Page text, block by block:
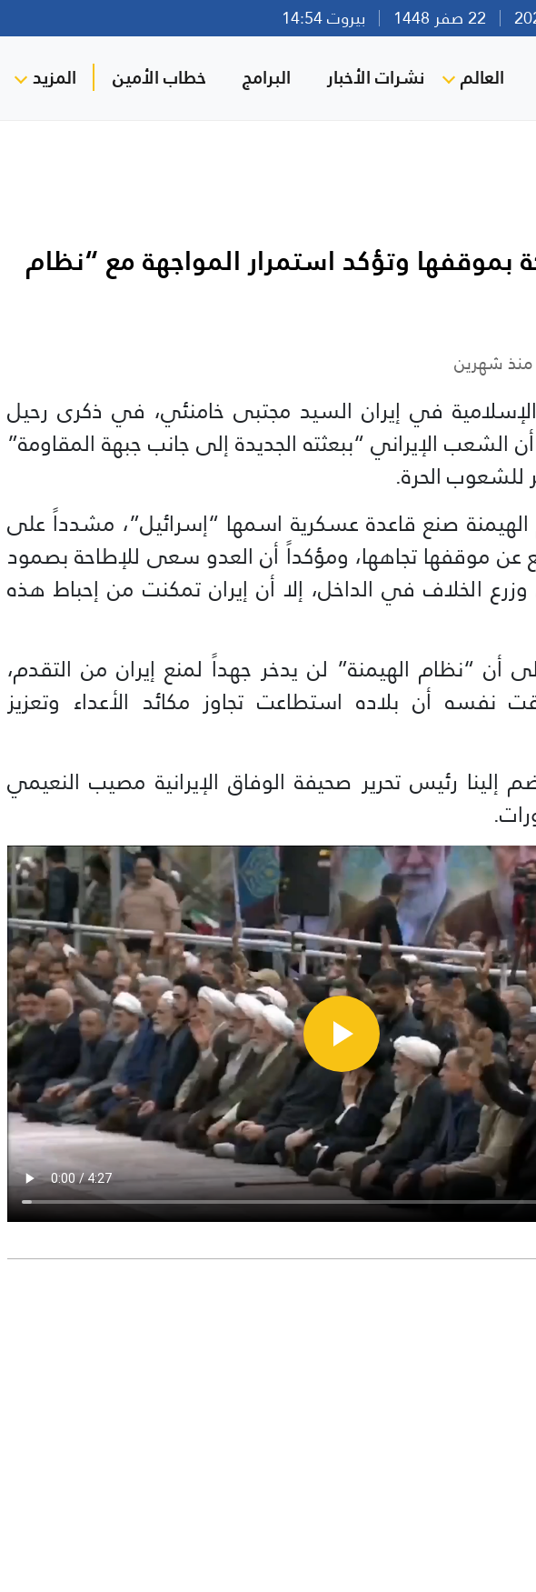
بيروت 14:54
العالم نشرات الأخبار البرامج خطاب الأمين المزيد
بموقفها وتؤكد استمرار المواجهة مع “نظام
منذ شهرين
الإسلامية في إيران السيد مجتبى خامنئي، في ذكرى رحيل
الشعب الإيراني “ببعثته الجديدة إلى جانب جبهة المقاومة”
الحرة.
صنع قاعدة عسكرية اسمها “إسرائيل”، مشدداً على
عن موقفها تجاهها، ومؤكداً أن العدو سعى للإطاحة بصمود
الخلاف في الداخل، إلا أن إيران تمكنت من إحباط هذه
أن “نظام الهيمنة” لن يدخر جهداً لمنع إيران من التقدم،
نفسه أن بلاده استطاعت تجاوز مكائد الأعداء وتعزيز
إلينا رئيس تحرير صحيفة الوفاق الإيرانية مصيب النعيمي